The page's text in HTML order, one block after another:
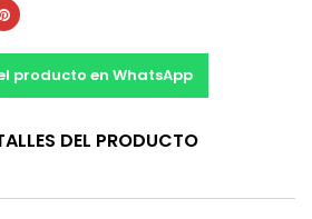
Pinterest
producto en WhatsApp
DEL PRODUCTO